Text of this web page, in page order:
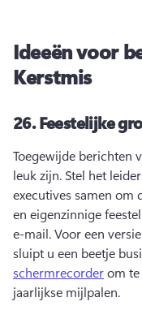
Ideeën voor
Kerstmis
26.Feestelijke
Toegewijde berichten
leuk zijn. Stel het
executives samen om
en eigenzinnige
e-mail. Voor een
sluipt u een beetje
schermrecorder om
jaarlijkse mijlpalen.